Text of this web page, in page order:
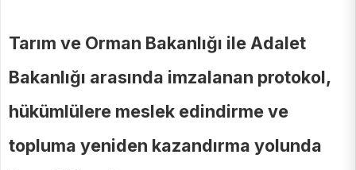
Tarım ve Orman Bakanlığı ile Adalet
Bakanlığı arasında imzalanan protokol,
hükümlülere meslek edindirme ve
topluma yeniden kazandırma yolunda